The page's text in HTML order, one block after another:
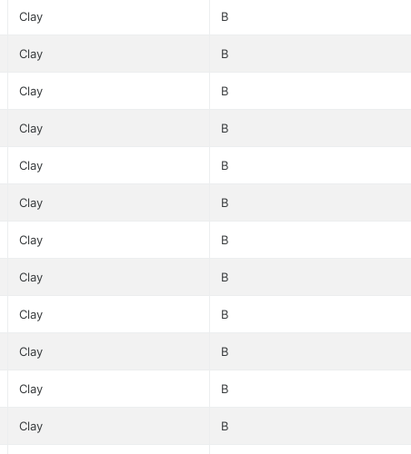
Clay B
Clay B
Clay B
Clay B
Clay B
Clay B
Clay B
Clay B
Clay B
Clay B
Clay B
Clay B